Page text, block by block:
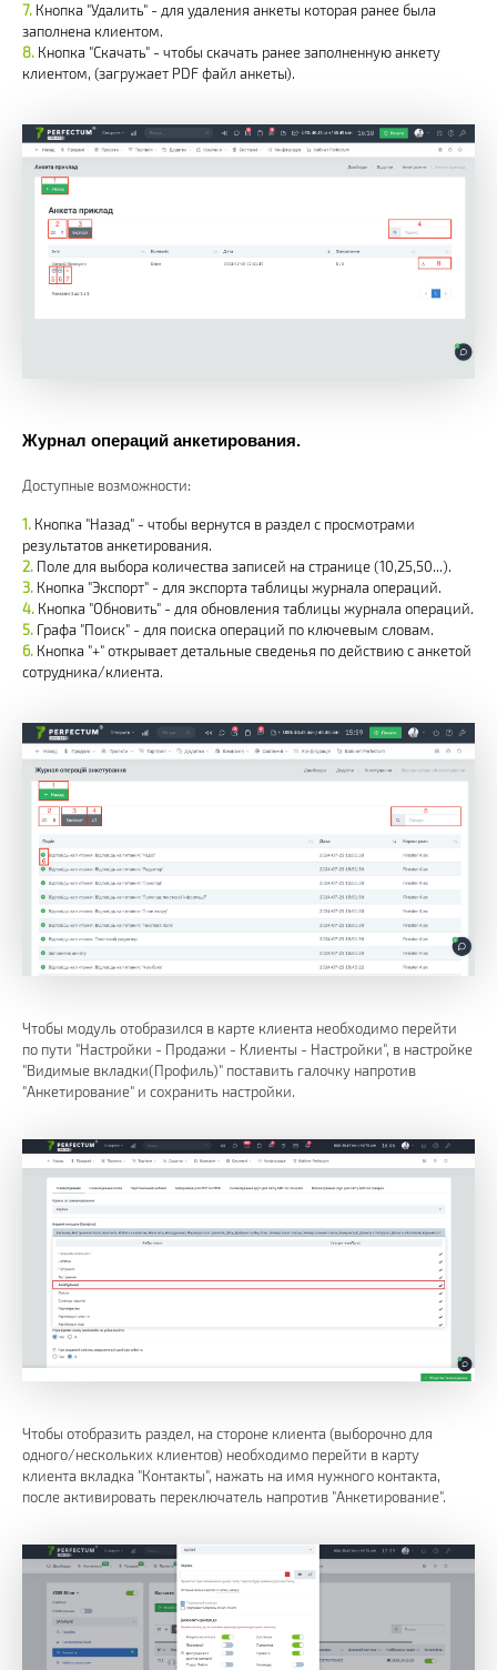
Кнопка "Удалить" - для удаления анкеты которая ранее была
заполнена клиентом.
Кнопка "Скачать" - чтобы скачать ранее заполненную анкету
клиентом, (загружает PDF файл анкеты).
Журнал операций анкетирования.
Доступные возможности:
Кнопка "Назад" - чтобы вернутся в раздел с просмотрами
результатов анкетирования.
Поле для выбора количества записей на странице (10,25,50...).
Кнопка "Экспорт" - для экспорта таблицы журнала операций.
Кнопка "Обновить" - для обновления таблицы журнала операций.
Графа "Поиск" - для поиска операций по ключевым словам.
Кнопка "+" открывает детальные сведенья по действию с анкетой
сотрудника/клиента.
Чтобы модуль отобразился в карте клиента необходимо перейти
по пути "Настройки - Продажи - Клиенты - Настройки", в настройке
"Видимые вкладки(Профиль)" поставить галочку напротив
"Анкетирование" и сохранить настройки.
Чтобы отобразить раздел, на стороне клиента (выборочно для
одного/нескольких клиентов) необходимо перейти в карту
клиента вкладка "Контакты", нажать на имя нужного контакта,
после активировать переключатель напротив "Анкетирование".